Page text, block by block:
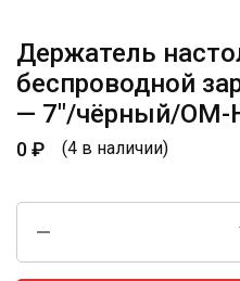
Держатель
беспроводной
— 7″/чёрный/OM-
0₽ (4 в наличии)